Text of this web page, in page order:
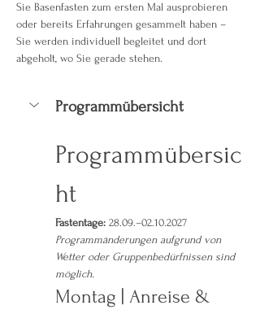
Sie Basenfasten zum ersten Mal ausprobieren
oder bereits Erfahrungen gesammelt haben –
Sie werden individuell begleitet und dort
abgeholt, wo Sie gerade stehen.
Programmübersicht
Programmübersic
ht
Fastentage: 28.09.–02.10.2027
Programmänderungen aufgrund von
Wetter oder Gruppenbedürfnissen sind
möglich.
Montag | Anreise &